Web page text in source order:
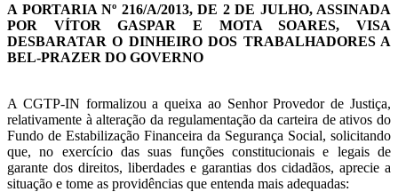
A PORTARIA Nº 216/A/2013, DE 2 DE JULHO, ASSINADA
POR VÍTOR GASPAR E MOTA SOARES, VISA
DESBARATAR O DINHEIRO DOS TRABALHADORES A
BEL-PRAZER DO GOVERNO
A CGTP-IN formalizou a queixa ao Senhor Provedor de Justiça,
relativamente à alteração da regulamentação da carteira de ativos do
Fundo de Estabilização Financeira da Segurança Social, solicitando
que, no exercício das suas funções constitucionais e legais de
garante dos direitos, liberdades e garantias dos cidadãos, aprecie a
situação e tome as providências que entenda mais adequadas: